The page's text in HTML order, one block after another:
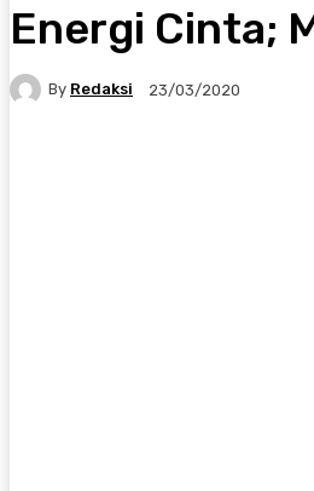
Energi Cinta;
By Redaksi 23/03/2020